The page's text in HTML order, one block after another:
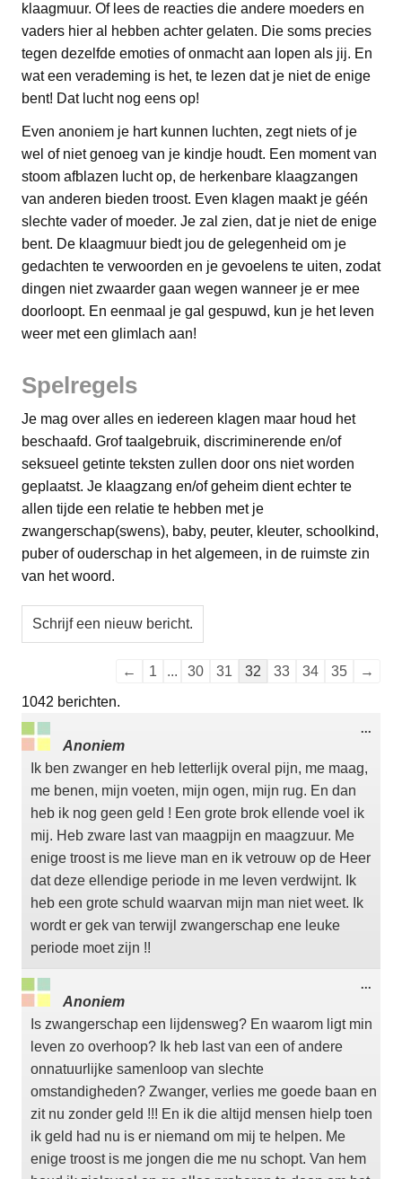
klaagmuur. Of lees de reacties die andere moeders en
vaders hier al hebben achter gelaten. Die soms precies
tegen dezelfde emoties of onmacht aan lopen als jij. En
wat een verademing is het, te lezen dat je niet de enige
bent! Dat lucht nog eens op!
Even anoniem je hart kunnen luchten, zegt niets of je
wel of niet genoeg van je kindje houdt. Een moment van
stoom afblazen lucht op, de herkenbare klaagzangen
van anderen bieden troost. Even klagen maakt je géén
slechte vader of moeder. Je zal zien, dat je niet de enige
bent. De klaagmuur biedt jou de gelegenheid om je
gedachten te verwoorden en je gevoelens te uiten, zodat
dingen niet zwaarder gaan wegen wanneer je er mee
doorloopt. En eenmaal je gal gespuwd, kun je het leven
weer met een glimlach aan!
Spelregels
Je mag over alles en iedereen klagen maar houd het
beschaafd. Grof taalgebruik, discriminerende en/of
seksueel getinte teksten zullen door ons niet worden
geplaatst. Je klaagzang en/of geheim dient echter te
allen tijde een relatie te hebben met je
zwangerschap(swens), baby, peuter, kleuter, schoolkind,
puber of ouderschap in het algemeen, in de ruimste zin
van het woord.
Navigatie
← 1 ... 30 31 32 33 34 35
→
1042 berichten.
Anoniem
Ik ben zwanger en heb letterlijk overal pijn, me maag,
me benen, mijn voeten, mijn ogen, mijn rug. En dan
heb ik nog geen geld ! Een grote brok ellende voel ik
mij. Heb zware last van maagpijn en maagzuur. Me
enige troost is me lieve man en ik vetrouw op de Heer
dat deze ellendige periode in me leven verdwijnt. Ik
heb een grote schuld waarvan mijn man niet weet. Ik
wordt er gek van terwijl zwangerschap ene leuke
periode moet zijn !!
...
Anoniem
Is zwangerschap een lijdensweg? En waarom ligt min
leven zo overhoop? Ik heb last van een of andere
onnatuurlijke samenloop van slechte
omstandigheden? Zwanger, verlies me goede baan en
zit nu zonder geld !!! En ik die altijd mensen hielp toen
ik geld had nu is er niemand om mij te helpen. Me
enige troost is me jongen die me nu schopt. Van hem
...